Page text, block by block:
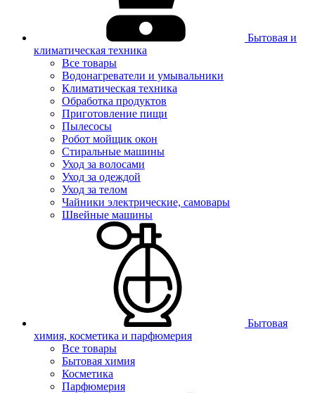
Бытовая и
климатическая техника
Все товары
Водонагреватели и умывальники
Климатическая техника
Обработка продуктов
Приготовление пищи
Пылесосы
Робот мойщик окон
Стиральные машины
Уход за волосами
Уход за одеждой
Уход за телом
Чайники электрические, самовары
Швейные машины
Бытовая
химия, косметика и парфюмерия
Все товары
Бытовая химия
Косметика
Парфюмерия